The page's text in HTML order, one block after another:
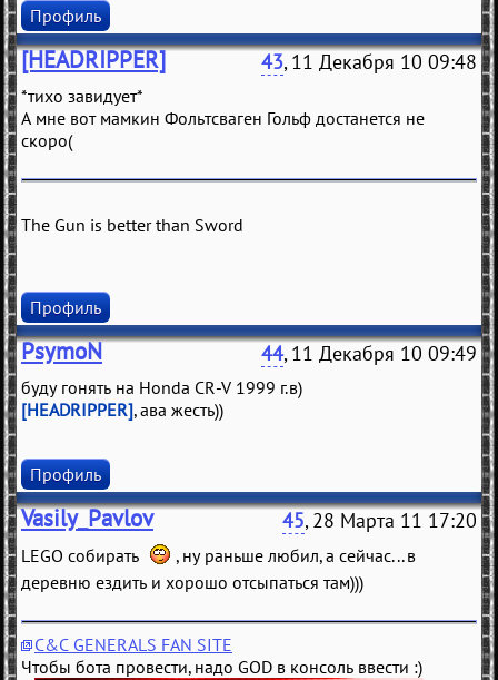
Профиль
[HEADRIPPER] 43, 11 Декабря 10 09:48
*тихо завидует*
А мне вот мамкин Фольтсваген Гольф достанется не
скоро(
The Gun is better than Sword
Профиль
PsymoN 44, 11 Декабря 10 09:49
буду гонять на Honda CR-V 1999 г.в)
[HEADRIPPER], ава жесть))
Профиль
Vasily_Pavlov 45, 28 Марта 11 17:20
LEGO собирать
, ну раньше любил, а сейчас... в
деревню ездить и хорошо отсыпаться там)))
C&C GENERALS FAN SITE
Чтобы бота провести, надо GOD в консоль ввести :)